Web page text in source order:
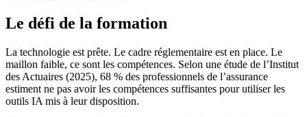
Le défi de la formation
La technologie est prête. Le cadre réglementaire est en place. Le
maillon faible, ce sont les compétences. Selon une étude de l’Institut
des Actuaires (2025), 68 % des professionnels de l’assurance
estiment ne pas avoir les compétences suffisantes pour utiliser les
outils IA mis à leur disposition.